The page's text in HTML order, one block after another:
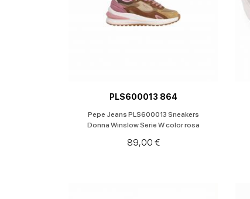
PLS600013 864
Pepe Jeans PLS600013 Sneakers
Donna Winslow Serie W color rosa
89,00 €